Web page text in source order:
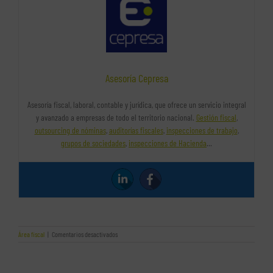
Asesoría Cepresa
Asesoría fiscal, laboral, contable y jurídica, que ofrece un servicio integral
y avanzado a empresas de todo el territorio nacional. Gestión fiscal,
outsourcing de nóminas,auditorías fiscales, inspecciones de trabajo,
grupos de sociedades, inspecciones de Hacienda…
Área fiscal | Comentarios desactivadosen